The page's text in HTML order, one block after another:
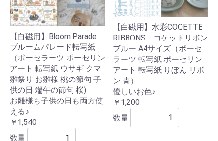
【白磁用】Bloom Parade
ブルームパレード転写紙
（ポーセラーツ ポーセリン
アート 転写紙 ウサギ クマ
雛祭り お雛様 桃の節句 子
供の日 端午の節句 桜)
お雛様も子供の日も両方使
える♪
￥1,540
数量
【白磁用】水彩COQETTE
RIBBONS コケットリボン
ブルー A4サイズ（ポーセ
ラーツ 転写紙 ポーセリン
アート 転写紙 りぼん リボ
ン 青）
優しいお色♪
￥1,200
数量